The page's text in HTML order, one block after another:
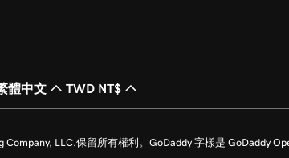
體中文 TWD NT$
LLC.保留所有權利。GoDaddy 字樣是 GoDaddy